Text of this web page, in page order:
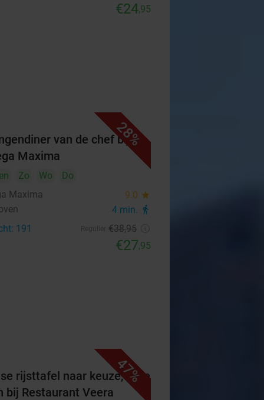
€24,95
28%
van de chef bij
Maxima
Zo Wo
Do
Maxima
9.0 star
4 min. directions_walk
191 €38,95
€27,95
47%
rijsttafel naar keuze, af te
bij Restaurant Veera